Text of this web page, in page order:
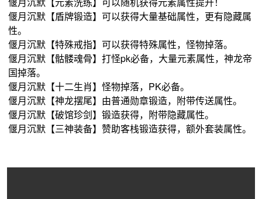
偃月沉默【盾牌锻造】可以获得大量基础属性，更有隐藏属
性。
偃月沉默【特殊戒指】可以获得特殊属性，怪物掉落。
偃月沉默【骷髅魂骨】打怪pk必备，大量元素属性，神龙帝
国掉落。
偃月沉默【十二生肖】怪物掉落，PK必备。
偃月沉默【神龙摆尾】由普通勋章锻造，附带传送属性。
偃月沉默【破馆珍剑】锻造获得，附带隐藏属性。
偃月沉默【三神装备】赞助客栈锻造获得，额外套装属性。